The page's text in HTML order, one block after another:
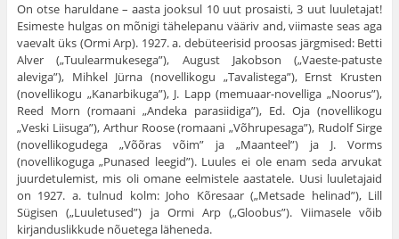
On otse haruldane – aasta jooksul 10 uut prosaisti, 3 uut luuletajat!
Esimeste hulgas on mõnigi tähelepanu vääriv and, viimaste seas aga
vaevalt üks (Ormi Arp). 1927. a. debüteerisid proosas järgmised: Betti
Alver („Tuulearmukesega”), August Jakobson („Vaeste-patuste
aleviga”), Mihkel Jürna (novellikogu „Tavalistega”), Ernst Krusten
(novellikogu „Kanarbikuga”), J. Lapp (memuaar-novelliga „Noorus”),
Reed Morn (romaani „Andeka parasiidiga”), Ed. Oja (novellikogu
„Veski Liisuga”), Arthur Roose (romaani „Võhrupesaga”), Rudolf Sirge
(novelli­kogudega „Võõras võim” ja „Maanteel”) ja J. Vorms
(novellikoguga „Punased leegid”). Luules ei ole enam seda arvukat
juurdetulemist, mis oli omane eelmistele aastatele. Uusi luuletajaid
on 1927. a. tulnud kolm: Joho Kõresaar („Metsade helinad”), Lill
Sügisen („Luuletused”) ja Ormi Arp („Gloobus”). Viimasele võib
kirjanduslikkude nõuetega läheneda.